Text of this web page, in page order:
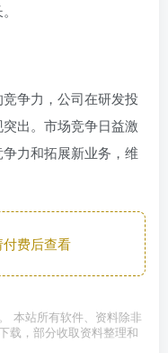
争力，公司在研发投
出。市场竞争日益激
力和拓展新业务，维
费后查看
本站所有软件、资料除非
载，部分收取资料整理和